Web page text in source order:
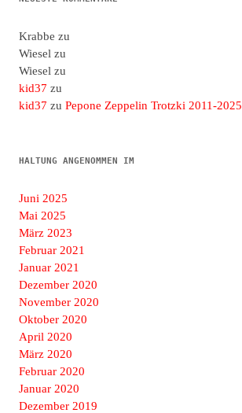
Krabbe zu
Wiesel zu
Wiesel zu
kid37 zu
kid37 zu Pepone Zeppelin Trotzki 2011-2025
HALTUNG ANGENOMMEN IM
Juni 2025
Mai 2025
März 2023
Februar 2021
Januar 2021
Dezember 2020
November 2020
Oktober 2020
April 2020
März 2020
Februar 2020
Januar 2020
Dezember 2019